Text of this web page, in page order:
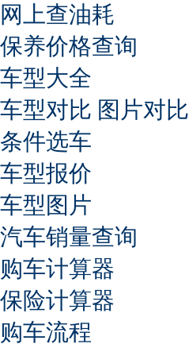
网上查油耗
保养价格查询
车型大全
车型对比 图片对比
条件选车
车型报价
车型图片
汽车销量查询
购车计算器
保险计算器
购车流程